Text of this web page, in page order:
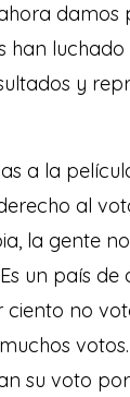
damos
han
y
a la
al
la gente
un país de
ciento no
su voto